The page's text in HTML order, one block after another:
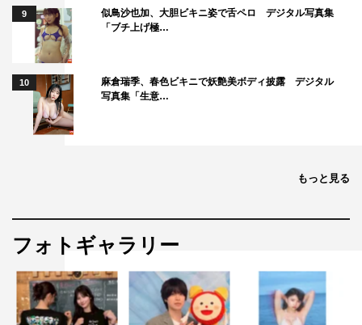
9
似鳥沙也加、大胆ビキニ姿で舌ペロ デジタル写真集
「ブチ上げ極…
10
麻倉瑞季、春色ビキニで妖艶美ボディ披露 デジタル
写真集「生意…
もっと見る
フォトギャラリー